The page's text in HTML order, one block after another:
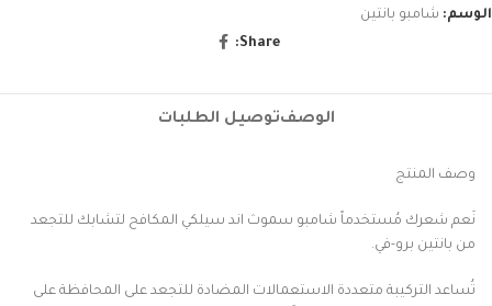
الوسم: شامبو بانتين
Share:
الوصفتوصيل الطلبات
وصف المنتج
نَعم شعرك مُستخدماً شامبو سموث اند سيلكي المكافح لتشابك للتجعد
من بانتين برو-في.
تُساعد التركيبة متعددة الاستعمالات المضادة للتجعد على المحافظة على